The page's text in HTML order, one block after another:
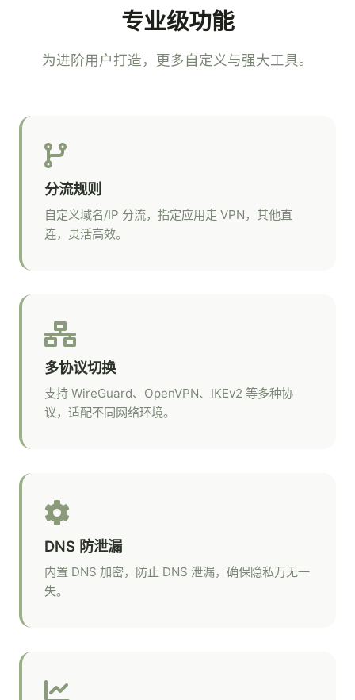
专业级功能
为进阶用户打造，更多自定义与强大工具。
分流规则
自定义域名/IP 分流，指定应用走 VPN，其他直
连，灵活高效。
多协议切换
支持 WireGuard、OpenVPN、IKEv2 等多种协
议，适配不同网络环境。
DNS 防泄漏
内置 DNS 加密，防止 DNS 泄漏，确保隐私万无一
失。